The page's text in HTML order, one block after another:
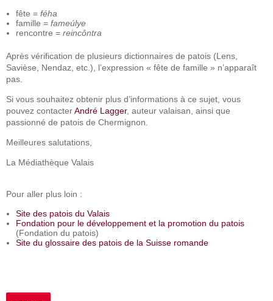
fête = féha
famille = fameúlye
rencontre = reincôntra
Après vérification de plusieurs dictionnaires de patois (Lens,
Savièse, Nendaz, etc.), l’expression « fête de famille » n’apparaît
pas.
Si vous souhaitez obtenir plus d’informations à ce sujet, vous
pouvez contacterAndré Lagger, auteur valaisan, ainsi que
passionné de patois de Chermignon.
Meilleures salutations,
La Médiathèque Valais
Pour aller plus loin :
Site des patois du Valais
Fondation pour le développement et la promotion du patois
(Fondation du patois)
Site du glossaire des patois de la Suisse romande